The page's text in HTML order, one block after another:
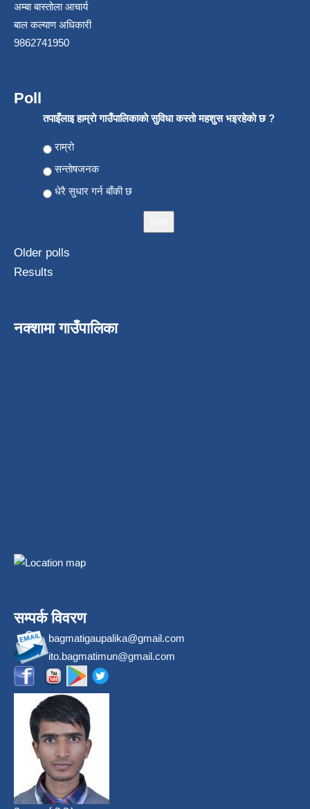
अम्बा बास्तोला आचार्य
बाल कल्याण अधिकारी
9862741950
Poll
तपाइँलाइ हाम्राे गाउँपालिकाकाे सुविधा कस्ताे महशुस भइरहेकाे छ ?
Choices
राम्राे
सन्ताेषजनक
धेरै सुधार गर्न बाँकी छ
Older polls
Results
नक्शामा गाउँपालिका
सम्पर्क विवरण
bagmatigaupalika@gmail.com
ito.bagmatimun@gmail.com